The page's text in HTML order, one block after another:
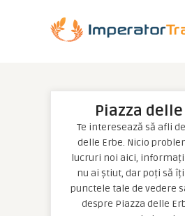
Piazza delle
Te interesează să afli
delle Erbe. Nicio
lucruri noi aici,
nu ai știut, dar poți să
punctele tale de vedere
despre Piazza delle